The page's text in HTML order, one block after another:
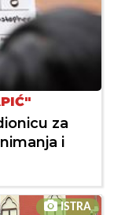
za
i
ISTRA